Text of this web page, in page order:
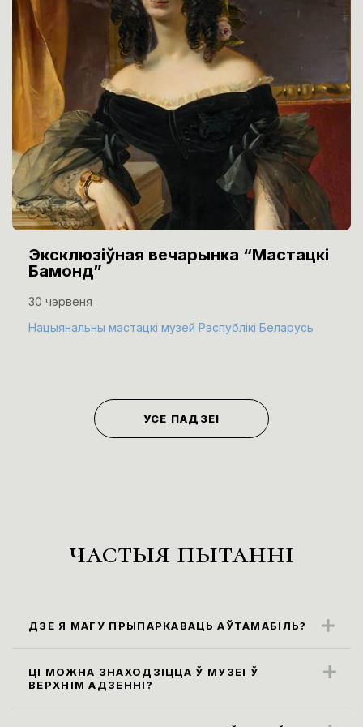
Эксклюзіўная вечарынка “Мастацкі
Бамонд”
30 чэрвеня
Нацыянальны мастацкі музей Рэспублікі Беларусь
УСЕ ПАДЗЕІ
частыя пытанні
ДЗЕ Я МАГУ ПРЫПАРКАВАЦЬ АЎТАМАБІЛЬ?
знаходзяцца ўздоўж вул. Карла Маркса
(паркоўка платная)
ЦІ МОЖНА ЗНАХОДЗІЦЦА Ў МУЗЕІ Ў
ВЕРХНІМ АДЗЕННІ?